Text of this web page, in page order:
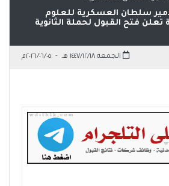
سلطان العسكرية للعلوم
تعلن فتح القبول لحملة الثانوية
الجمعه ١٤٤٧/١٢/١٨ هـ - ٢٠٢٦/٠٦/٠٥م